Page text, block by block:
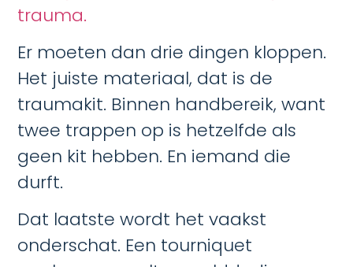
trauma.
Er moeten dan drie dingen kloppen.
Het juiste materiaal, dat is de
traumakit. Binnen handbereik, want
twee trappen op is hetzelfde als
geen kit hebben. En iemand die
durft.
Dat laatste wordt het vaakst
onderschat. Een tourniquet